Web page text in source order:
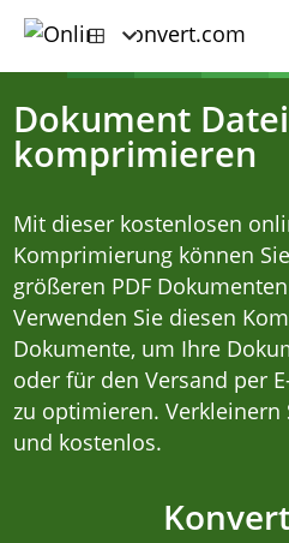
Dokument
komprimieren
Mit dieser kostenlosen
Komprimierung können
größeren PDF
Verwenden Sie diesen
Dokumente, um Ihre
oder für den Versand per
zu optimieren.
und kostenlos.